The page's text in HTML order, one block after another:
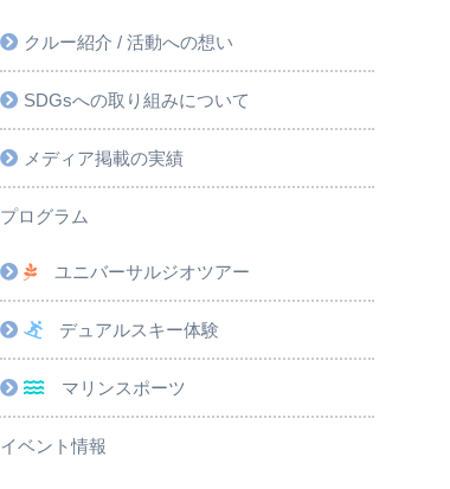
クルー紹介 / 活動への想い
SDGsへの取り組みについて
メディア掲載の実績
プログラム
ユニバーサルジオツアー
デュアルスキー体験
マリンスポーツ
イベント情報